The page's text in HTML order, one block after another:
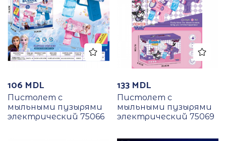
106 MDL
Пистолет с
мыльными пузырями
электрический 75066
133 MDL
Пистолет с
мыльными пузырями
электрический 75069